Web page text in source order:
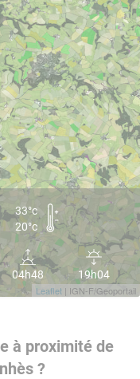
Leaflet | IGN-F/Geoportail
33°c
20°c
04h48 19h04
à proximité de
?